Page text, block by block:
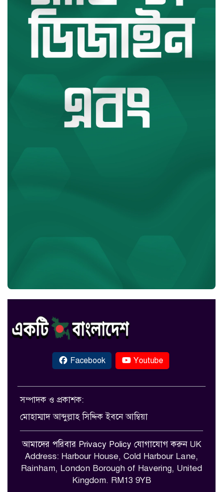
Facebook Youtube
সম্পাদক ও প্রকাশক:
মোহাম্মাদ আব্দুল্লাহ সিদ্দিক ইবনে আম্বিয়া
আমাদের পরিবার Privacy Policy যোগাযোগ করুনUK
Address: Harbour House, Cold Harbour Lane,
Rainham, London Borough of Havering, United
Kingdom. RM13 9YB